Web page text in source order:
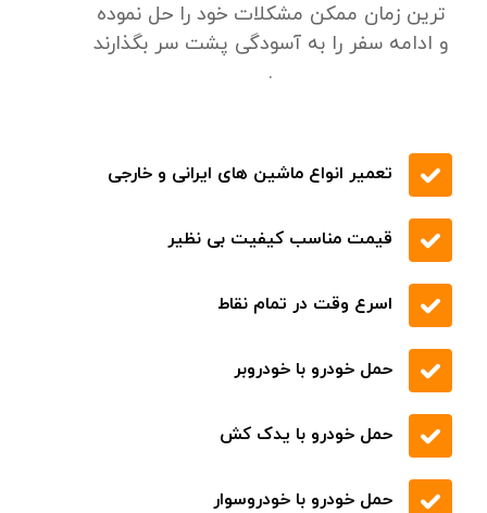
ترین زمان ممکن مشکلات خود را حل نموده
و ادامه سفر را به آسودگی پشت سر بگذارند
.
تعمیر انواع ماشین های ایرانی و خارجی
قیمت مناسب کیفیت بی نظیر
اسرع وقت در تمام نقاط
حمل خودرو با خودروبر
حمل خودرو با یدک کش
حمل خودرو با خودروسوار